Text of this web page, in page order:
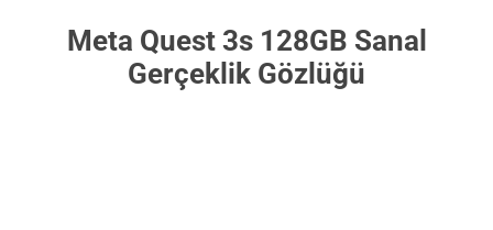
Meta Quest 3s 128GB Sanal
Gerçeklik Gözlüğü